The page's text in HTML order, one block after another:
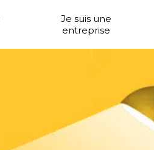
Je suis une
entreprise